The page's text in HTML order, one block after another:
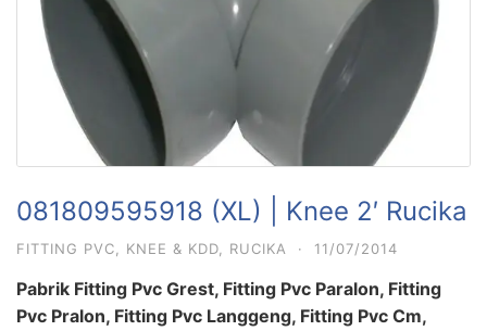
081809595918 (XL) | Knee 2′ Rucika
FITTING PVC, KNEE & KDD, RUCIKA · 11/07/2014
Pabrik Fitting Pvc Grest, Fitting Pvc Paralon, Fitting
Pvc Pralon, Fitting Pvc Langgeng, Fitting Pvc Cm,